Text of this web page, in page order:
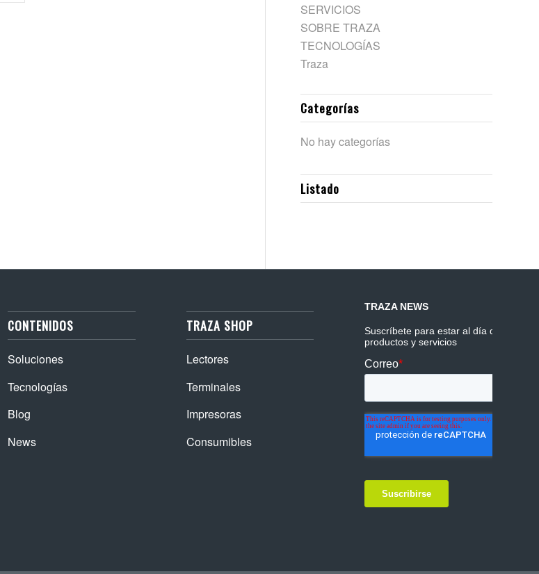
SERVICIOS
SOBRE TRAZA
TECNOLOGÍAS
Traza
Categorías
No hay categorías
Listado
CONTENIDOS
Soluciones
Tecnologías
Blog
News
TRAZA SHOP
Lectores
Terminales
Impresoras
Consumibles